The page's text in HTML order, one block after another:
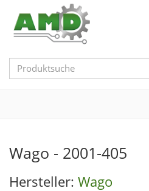
Search
Bar
Wago - 2001-405
Hersteller: Wago